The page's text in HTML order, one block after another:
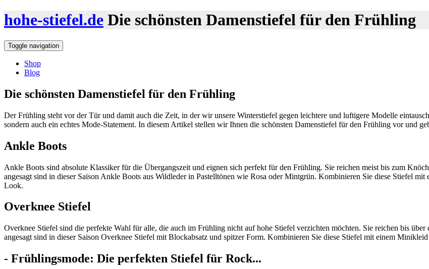
hohe-stiefel.de Die schönsten Damenstiefel für den Frühling
Toggle navigation
Shop
Blog
Die schönsten Damenstiefel für den Frühling
Der Frühling steht vor der Tür und damit auch die Zeit, in der wir unsere Winterstiefel gegen leichtere und luftigere Modelle
sondern auch ein echtes Mode-Statement. In diesem Artikel stellen wir Ihnen die schönsten Damenstiefel für den Frühling vor und
Ankle Boots
Ankle Boots sind absolute Klassiker für die Übergangszeit und eignen sich perfekt für den Frühling. Sie reichen meist bis zum
angesagt sind in dieser Saison Ankle Boots aus Wildleder in Pastelltönen wie Rosa oder Mintgrün. Kombinieren Sie diese Stiefel
Look.
Overknee Stiefel
Overknee Stiefel sind die perfekte Wahl für alle, die auch im Frühling nicht auf hohe Stiefel verzichten möchten. Sie reichen bis
angesagt sind in dieser Saison Overknee Stiefel mit Blockabsatz und spitzer Form. Kombinieren Sie diese Stiefel mit einem
- Frühlingsmode: Die perfekten Stiefel für Rock...